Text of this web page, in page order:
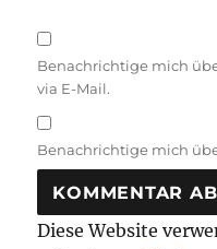
Benachrichtige mich
via E-Mail.
Benachrichtige mich
Diese Website